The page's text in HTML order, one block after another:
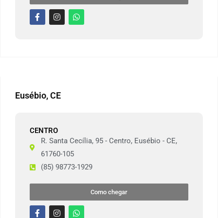
Eusébio, CE
CENTRO
R. Santa Cecília, 95 - Centro, Eusébio - CE,
61760-105
(85) 98773-1929
Como chegar